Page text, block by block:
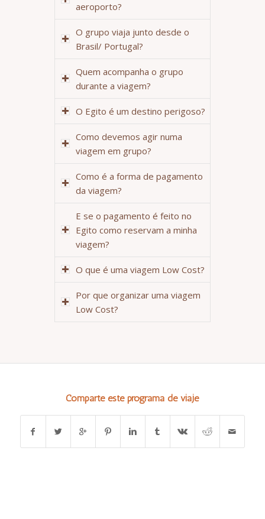
aeroporto?
O grupo viaja junto desde o
Brasil/ Portugal?
Quem acompanha o grupo
durante a viagem?
O Egito é um destino perigoso?
Como devemos agir numa
viagem em grupo?
Como é a forma de pagamento
da viagem?
E se o pagamento é feito no
Egito como reservam a minha
viagem?
O que é uma viagem Low Cost?
Por que organizar uma viagem
Low Cost?
Comparte este programa de viaje